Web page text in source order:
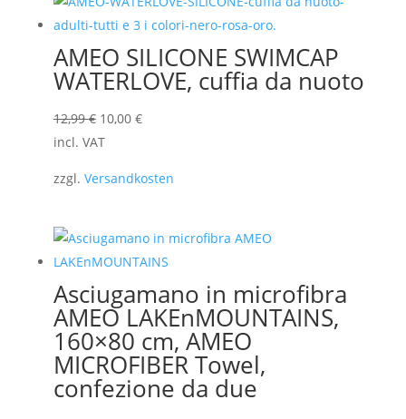
AMEO SILICONE SWIMCAP
WATERLOVE, cuffia da nuoto
12,99€ Il
prezzo
era:
10,00 €Il
è:
incl. VAT
zzgl. Versandkosten
Asciugamano in microfibra
AMEO LAKEnMOUNTAINS,
160×80 cm, AMEO
MICROFIBER Towel,
confezione da due